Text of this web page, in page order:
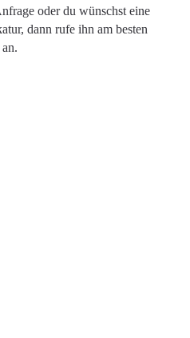
oder du wünschst eine
dann rufe ihn am besten
an.